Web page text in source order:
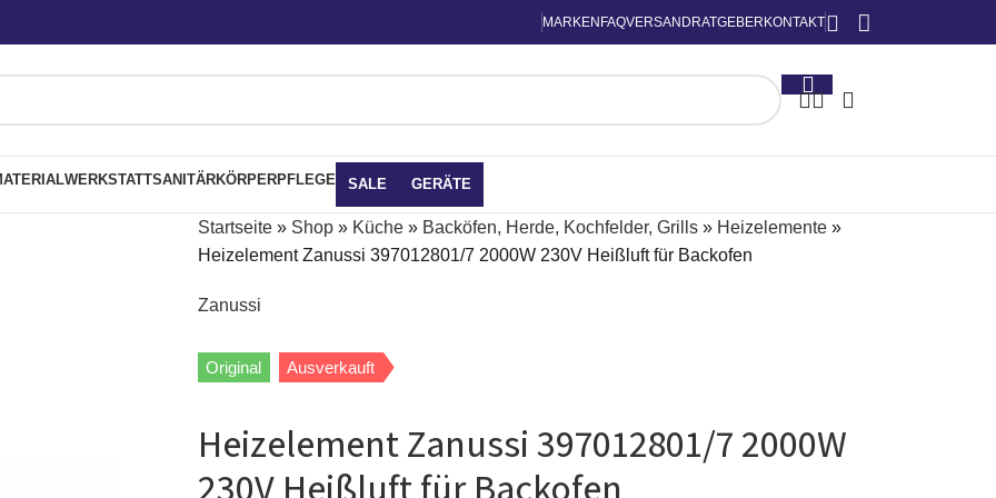
MARKEN FAQVERSAND RATGEBER KONTAKT
WERKSTATTSANITÄRKÖRPERPFLEGE SALE GERÄTE
Startseite» Shop» Küche» Backöfen, Herde, Kochfelder, Grills» Heizelemente»
Heizelement Zanussi 397012801/7 2000W 230V Heißluft für Backofen
Zanussi
Original Ausverkauft
Heizelement Zanussi 397012801/7 2000W
230V Heißluft für Backofen